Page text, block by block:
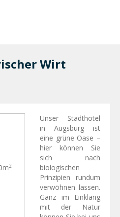
Wirt
2
Unser Stadthotel
in Augsburg ist
eine grüne Oase –
hier können Sie
sich nach
biologischen
Prinzipien rundum
verwöhnen lassen.
Ganz im Einklang
mit der Natur